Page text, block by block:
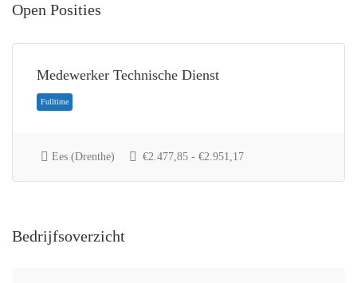
Open Posities
Medewerker Technische Dienst
Ees (Drenthe) €2.477,85 - €2.951,17
Bedrijfsoverzicht